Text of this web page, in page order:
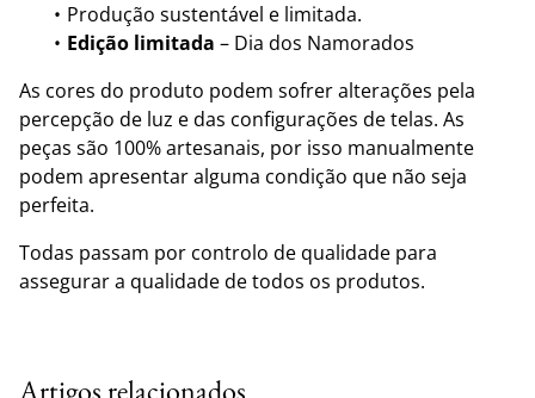
Produção sustentável e limitada.
Edição limitada – Dia dos Namorados
As cores do produto podem sofrer alterações pela
percepção de luz e das configurações de telas. As
peças são 100% artesanais, por isso manualmente
podem apresentar alguma condição que não seja
perfeita.
Todas passam por controlo de qualidade para
assegurar a qualidade de todos os produtos.
Artigos relacionados